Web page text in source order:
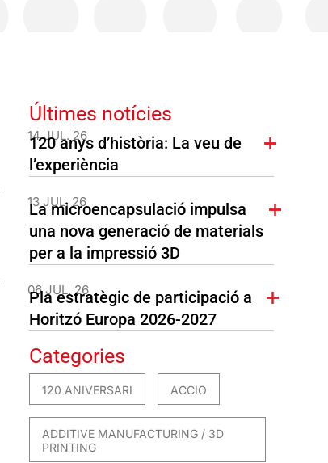
Últimes notícies
14 JUL. 26
120 anys d’història: La veu de
l’experiència
13 JUL. 26
La microencapsulació impulsa
una nova generació de materials
per a la impressió 3D
06 JUL. 26
Pla estratègic de participació a
Horitzó Europa 2026-2027
Categories
120 ANIVERSARI ACCIO
ADDITIVE MANUFACTURING / 3D
PRINTING